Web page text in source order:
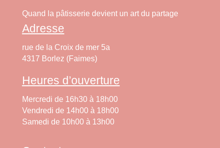
Quand la pâtisserie devient un art du partage
Adresse
rue de la Croix de mer 5a
4317 Borlez (Faimes)
Heures d’ouverture
Mercredi de 16h30 à 18h00
Vendredi de 14h00 à 18h00
Samedi de 10h00 à 13h00